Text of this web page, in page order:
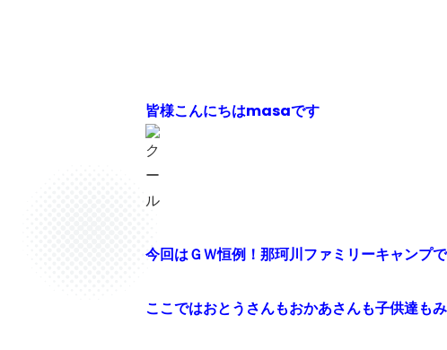
皆様こんにちはmasaです
今回はＧＷ恒例！那珂川ファミリーキャンプ
ここではおとうさんもおかあさんも子供達も